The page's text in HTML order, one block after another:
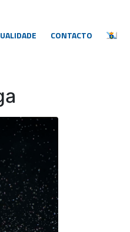
CONTACTO